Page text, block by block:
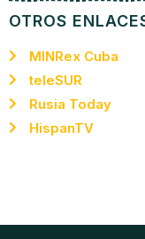
OTROS
MINRex Cuba
teleSUR
Rusia Today
HispanTV